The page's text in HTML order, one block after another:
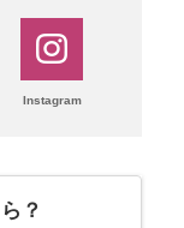
Instagram
？